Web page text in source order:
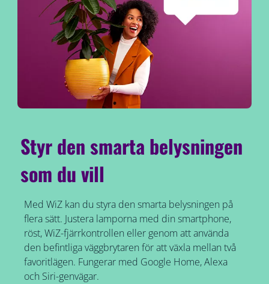
Styr den smarta belysningen
som du vill
Med WiZ kan du styra den smarta belysningen på
flera sätt. Justera lamporna med din smartphone,
röst, WiZ-fjärrkontrollen eller genom att använda
den befintliga väggbrytaren för att växla mellan två
favoritlägen. Fungerar med Google Home, Alexa
och Siri-genvägar.